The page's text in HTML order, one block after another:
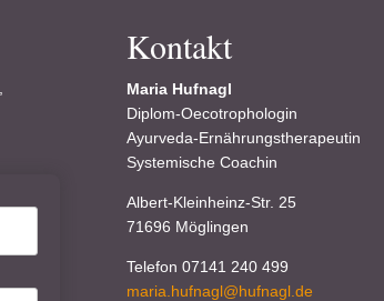
Kontakt
Maria Hufnagl
Diplom-Oecotrophologin
Ayurveda-Ernährungstherapeutin
Systemische Coachin
Albert-Kleinheinz-Str. 25
71696 Möglingen
Telefon 07141 240 499
maria.hufnagl@hufnagl.de